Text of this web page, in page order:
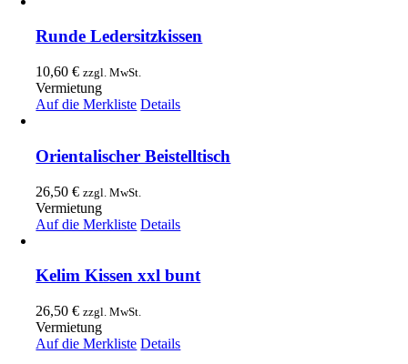
Runde Ledersitzkissen
10,60€ zzgl. MwSt.
Vermietung
Auf die Merkliste Details
Orientalischer Beistelltisch
26,50€ zzgl. MwSt.
Vermietung
Auf die Merkliste Details
Kelim Kissen xxl bunt
26,50€ zzgl. MwSt.
Vermietung
Auf die Merkliste Details